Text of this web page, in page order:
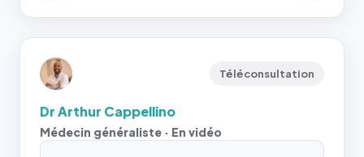
Téléconsultation
Dr Arthur Cappellino
Médecin généraliste · En vidéo